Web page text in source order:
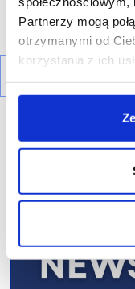
Partnerzy mogą
otrzymanymi od
korzystania z ich